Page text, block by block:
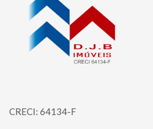
CRECI: 64134-F